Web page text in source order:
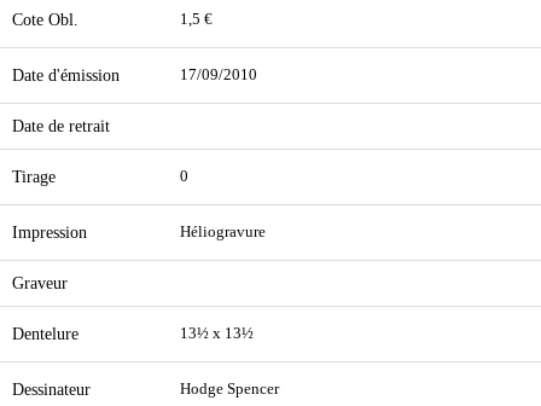
Cote Obl. 1,5 €
Date d'émission 17/09/2010
Date de retrait
Tirage 0
Impression Héliogravure
Graveur
Dentelure 13½ x 13½
Dessinateur Hodge Spencer